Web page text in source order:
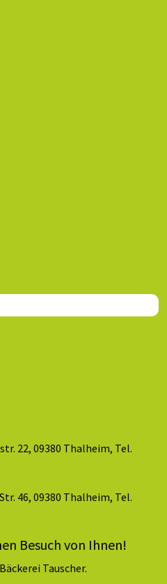
22, 09380 Thalheim, Tel.
46, 09380 Thalheim, Tel.
Besuch von Ihnen!
Tauscher.